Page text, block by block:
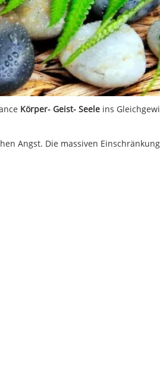
Körper- Geist- Seele ins
Angst. Die massiven